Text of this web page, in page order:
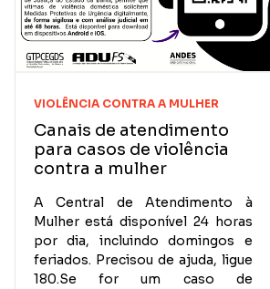
VIOLÊNCIA CONTRA A MULHER
Canais de atendimento
para casos de violência
contra a mulher
A Central de Atendimento à
Mulher está disponível 24 horas
por dia, incluindo domingos e
feriados. Precisou de ajuda, ligue
180.Se for um caso de